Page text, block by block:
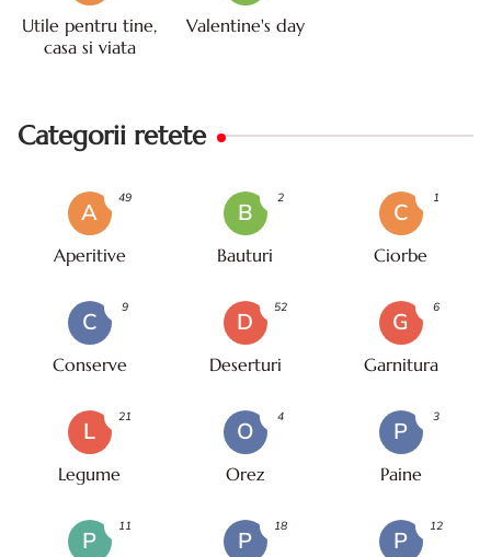
Utile pentru tine,
casa si viata
Valentine's day
Categorii retete
A
Aperitive
49
B
Bauturi
2
C
Ciorbe
1
C
Conserve
9
D
Deserturi
52
G
Garnitura
6
L
Legume
21
O
Orez
4
P
Paine
3
P
11
P
18
P
12